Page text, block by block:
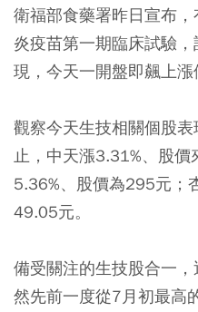
衛福部食藥署昨日宣布
炎疫苗第一期臨床試驗
現，今天一開盤即飆上漲
觀察今天生技相關個股
止，中天漲3.31%、股
5.36%、股價為295元；
49.05元。
備受關注的生技股合一
然先前一度從7月初最高